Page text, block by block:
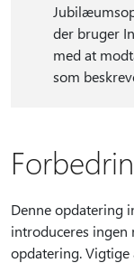
der bruger
med at
som
Denne opdatering
introduceres ingen
opdatering.